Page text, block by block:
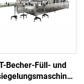
Becher-Füll- und